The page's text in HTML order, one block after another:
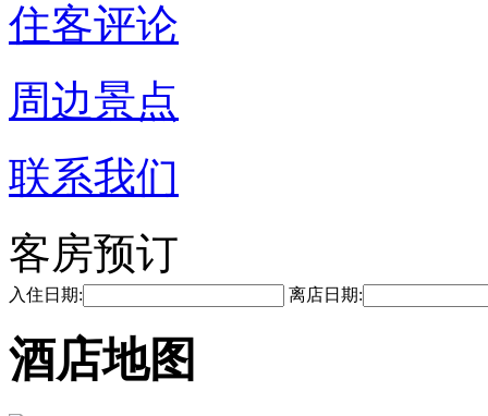
住客评论
周边景点
联系我们
客房预订
入住日期: 离店日期:
酒店地图